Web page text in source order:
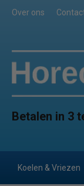
Over ons
Betalen in 3
Koelen & Vriezen